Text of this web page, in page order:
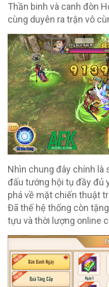
Thần binh và canh đòn
cùng duyên ra trận vô
Nhìn chung đây chính là
đấu tướng hội tụ đầy đủ
phá về mặt chiến thuật
Đã thế hệ thống còn
tựu và thời lượng online